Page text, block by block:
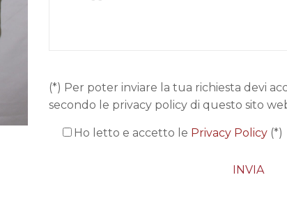
(*) Per poter inviare la tua richiesta devi
secondo le privacy policy di questo sito
Ho letto e accetto le Privacy Policy(*)